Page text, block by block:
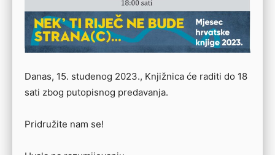
Danas, 15. studenog 2023., Knjižnica će raditi do 18
sati zbog putopisnog predavanja.
Pridružite nam se!